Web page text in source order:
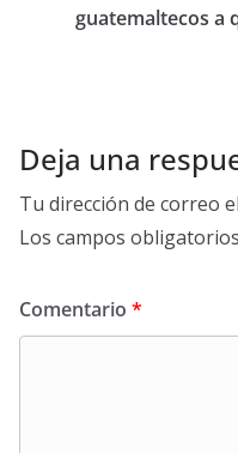
guatemaltecos a
Deja una
Tu dirección de correo
Los campos
Comentario *